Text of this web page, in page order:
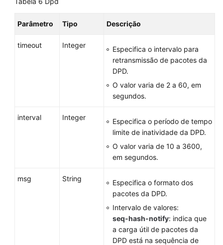
Parâmetro Tipo Descrição
timeout Integer
Especifica o intervalo para
retransmissão de pacotes da
DPD.
O valor varia de 2 a 60, em
segundos.
interval Integer
Especifica o período de tempo
limite de inatividade da DPD.
O valor varia de 10 a 3600,
em segundos.
msg String
Especifica o formato dos
pacotes da DPD.
Intervalo de valores:
seq-hash-notify: indica que
a carga útil de pacotes da
DPD está na sequência de